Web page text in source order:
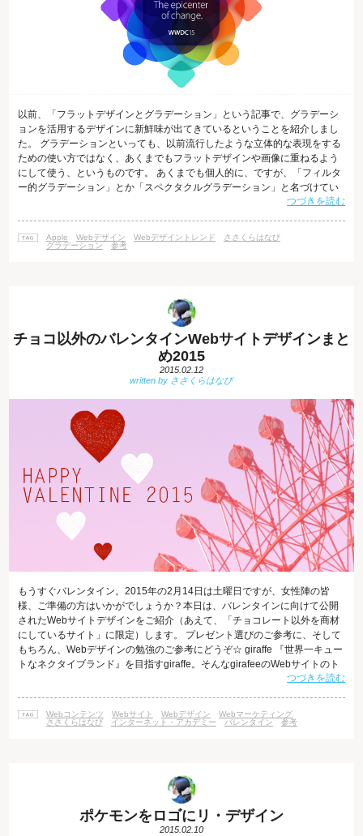
以前、「フラットデザインとグラデーション」という記事で、グラデーシ
ョンを活用するデザインに新鮮味が出てきているということを紹介しまし
た。 グラデーションといっても、以前流行したような立体的な表現をする
ための使い方ではなく、あくまでもフラットデザインや画像に重ねるよう
にして使う、というものです。 あくまでも個人的に、ですが、「フィルタ
ー的グラデーション」とか「スペクタクルグラデーション」と名づけてい
ます。 特に、このグラデーションの表現手法が本格的に日本にも来るだろ
者会議「WWDC 2015」のサイトを見たときです。 サイトトップのWWDC
2015のロゴも透明なグラデーションですが、注目すべきは右上のメニュー
つづきを読む
Apple Webデザイン Webデザイントレンド
ささくらはなび
グラデーション
参考
チョコ以外のバレンタインWebサイトデザインまと
め2015
2015.02.12
もうすぐバレンタイン。2015年の2月14日は土曜日ですが、女性陣の皆
様、ご準備の方はいかがでしょうか？本日は、バレンタインに向けて公開
されたWebサイトデザインをご紹介（あえて、「チョコレート以外を商材
にしているサイト」に限定）します。 プレゼント選びのご参考に、そして
もちろん、Webデザインの勉強のご参考にどうぞ☆ giraffe 『世界一キュー
トなネクタイブランド』を目指すgiraffe。そんなgirafeeのWebサイトのト
ップが、バレンタイン仕様になっています。アイキャッチの写真のアイデ
http://giraffe-tie.com/ フラワーバレンタイン 「男性から女性に花を贈る2月
14日」を提唱する花の国日本協議
つづきを読む
Webコンテンツ Webサイト Webデザイン
Webマーケティング
ささくらはなび
インターネット・アカデミー バレンタイン 参考
ポケモンをロゴにリ・デザイン
2015.02.10